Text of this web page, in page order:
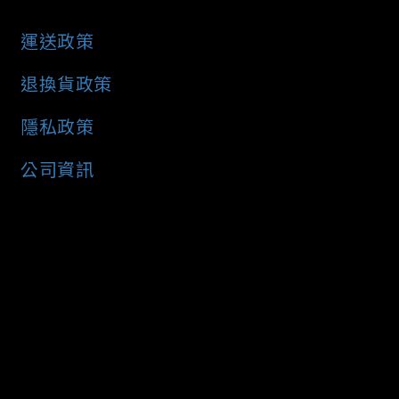
運送政策
退換貨政策
隱私政策
公司資訊